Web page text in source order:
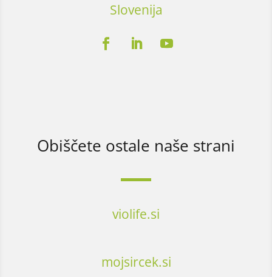
Slovenija
Obiščete ostale naše strani
violife.si
mojsircek.si